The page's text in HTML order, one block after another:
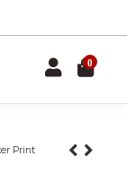
0
Print